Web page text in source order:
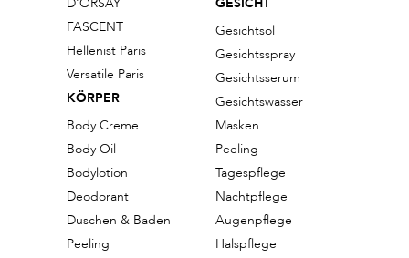
D'ORSAY
FASCENT
Hellenist Paris
Versatile Paris
KÖRPER
Body Creme
Body Oil
Bodylotion
Deodorant
Duschen & Baden
Peeling
GESICHT
Gesichtsöl
Gesichtsspray
Gesichtsserum
Gesichtswasser
Masken
Peeling
Tagespflege
Nachtpflege
Augenpflege
Halspflege